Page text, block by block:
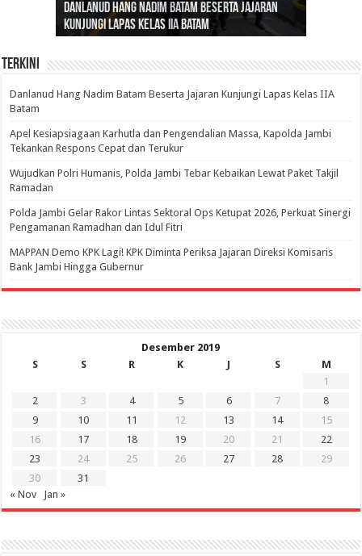
Danlanud Hang Nadim Batam Beserta Jajaran
Kunjungi Lapas Kelas IIA Batam
Silaturahmi dan Reses Komite I DPD RI di Polda
Jambi Bahas Sinergitas Penanganan Narkotika
Edukasi Pembentukan Karakter Generasi
Penerus
Cepat Beroperasi Agar Bisa Layani Masyarakat
Penuhi Kebutuhannya
Nusantara: Ratu Wangsa, Wanita Berkelas
dengan Pengaruh Internasional
Terkini
Danlanud Hang Nadim Batam Beserta Jajaran Kunjungi Lapas Kelas IIA
Batam
Apel Kesiapsiagaan Karhutla dan Pengendalian Massa, Kapolda Jambi
Tekankan Respons Cepat dan Terukur
Wujudkan Polri Humanis, Polda Jambi Tebar Kebaikan Lewat Paket Takjil
Ramadan
Polda Jambi Gelar Rakor Lintas Sektoral Ops Ketupat 2026, Perkuat Sinergi
Pengamanan Ramadhan dan Idul Fitri
‎MAPPAN Demo KPK Lagi! KPK Diminta Periksa Jajaran Direksi Komisaris
Bank Jambi Hingga Gubernur ‎
Desember 2019
S
S R K J S
M
1
2
3 4 5 6 7
8
9
10 11 12 13 14
15
16
17 18 19 20 21
22
23
24 25 26 27 28
29
30
31
« Nov
Jan »